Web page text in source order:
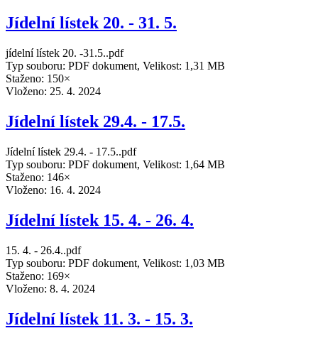
Jídelní lístek 20. - 31. 5.
jídelní lístek 20. -31.5..pdf
Typ souboru: PDF dokument, Velikost: 1,31 MB
Staženo: 150×
Vloženo: 25. 4. 2024
Jídelní lístek 29.4. - 17.5.
Jídelní lístek 29.4. - 17.5..pdf
Typ souboru: PDF dokument, Velikost: 1,64 MB
Staženo: 146×
Vloženo: 16. 4. 2024
Jídelní lístek 15. 4. - 26. 4.
15. 4. - 26.4..pdf
Typ souboru: PDF dokument, Velikost: 1,03 MB
Staženo: 169×
Vloženo: 8. 4. 2024
Jídelní lístek 11. 3. - 15. 3.